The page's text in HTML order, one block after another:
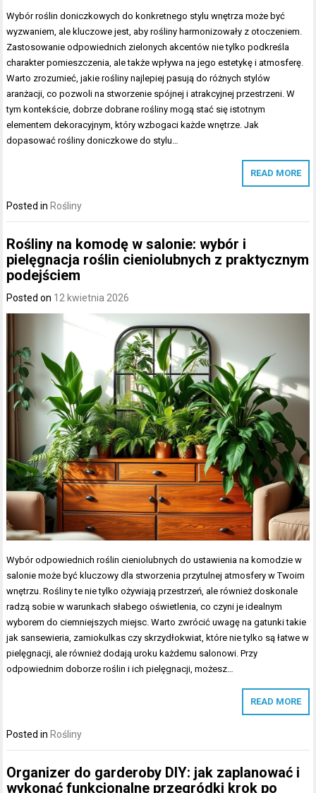
Wybór roślin doniczkowych do konkretnego stylu wnętrza może być
wyzwaniem, ale kluczowe jest, aby rośliny harmonizowały z otoczeniem.
Zastosowanie odpowiednich zielonych akcentów nie tylko podkreśla
charakter pomieszczenia, ale także wpływa na jego estetykę i atmosferę.
Warto zrozumieć, jakie rośliny najlepiej pasują do różnych stylów
aranżacji, co pozwoli na stworzenie spójnej i atrakcyjnej przestrzeni. W
tym kontekście, dobrze dobrane rośliny mogą stać się istotnym
elementem dekoracyjnym, który wzbogaci każde wnętrze. Jak
dopasować rośliny doniczkowe do stylu…
READ MORE
Posted in Rośliny
Rośliny na komodę w salonie: wybór i
pielęgnacja roślin cieniolubnych z praktycznym
podejściem
Posted on 12 kwietnia 2026
Wybór odpowiednich roślin cieniolubnych do ustawienia na komodzie w
salonie może być kluczowy dla stworzenia przytulnej atmosfery w Twoim
wnętrzu. Rośliny te nie tylko ożywiają przestrzeń, ale również doskonale
radzą sobie w warunkach słabego oświetlenia, co czyni je idealnym
wyborem do ciemniejszych miejsc. Warto zwrócić uwagę na gatunki takie
jak sansewieria, zamiokulkas czy skrzydłokwiat, które nie tylko są łatwe w
pielęgnacji, ale również dodają uroku każdemu salonowi. Przy
odpowiednim doborze roślin i ich pielęgnacji, możesz…
READ MORE
Posted in Rośliny
Organizer do garderoby DIY: jak zaplanować i
wykonać funkcjonalne przegródki krok po